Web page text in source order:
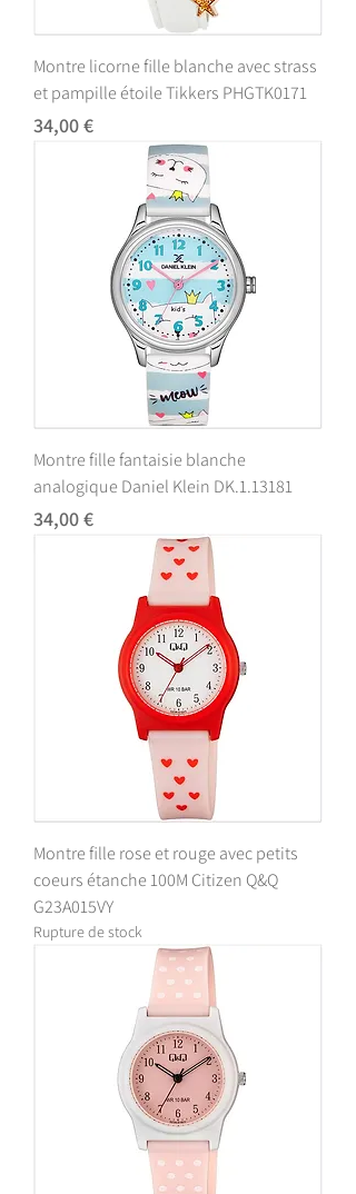
Montre licorne fille blanche avec strass
et pampille étoile Tikkers PHGTK0171
Prix
34,00 €
Montre fille fantaisie blanche
analogique Daniel Klein DK.1.13181
Prix
34,00 €
Montre fille rose et rouge avec petits
coeurs étanche 100M Citizen Q&Q
G23A015VY
Rupture de stock